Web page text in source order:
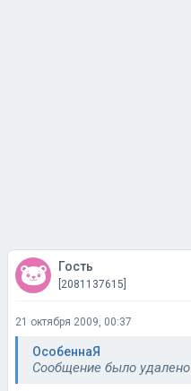
Гость
[2081137615]
21 октября 2009, 00:37
ОсобеннаЯ
Сообщение было удалено